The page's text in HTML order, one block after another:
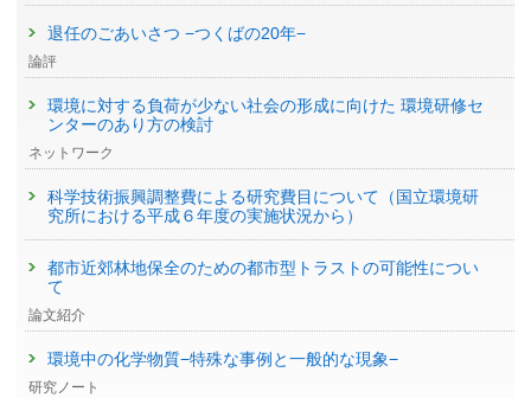
退任のごあいさつ −つくばの20年−
論評
環境に対する負荷が少ない社会の形成に向けた 環境研修セ
ンターのあり方の検討
ネットワーク
科学技術振興調整費による研究費目について（国立環境研
究所における平成６年度の実施状況から）
都市近郊林地保全のための都市型トラストの可能性につい
て
論文紹介
環境中の化学物質−特殊な事例と一般的な現象−
研究ノート